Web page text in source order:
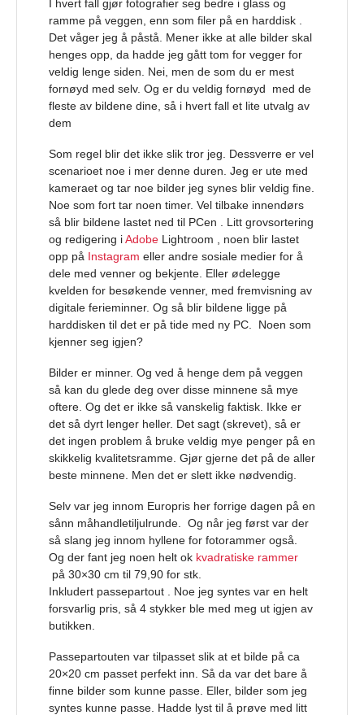
I hvert fall gjør fotografier seg bedre i glass og
ramme på veggen, enn som filer på en harddisk .
Det våger jeg å påstå. Mener ikke at alle bilder skal
henges opp, da hadde jeg gått tom for vegger for
veldig lenge siden. Nei, men de som du er mest
fornøyd med selv. Og er du veldig fornøyd med de
fleste av bildene dine, så i hvert fall et lite utvalg av
dem
Som regel blir det ikke slik tror jeg. Dessverre er vel
scenarioet noe i mer denne duren. Jeg er ute med
kameraet og tar noe bilder jeg synes blir veldig fine.
Noe som fort tar noen timer. Vel tilbake innendørs
så blir bildene lastet ned til PCen . Litt grovsortering
og redigering iAdobe Lightroom , noen blir lastet
opp på Instagram eller andre sosiale medier for å
dele med venner og bekjente. Eller ødelegge
kvelden for besøkende venner, med fremvisning av
digitale ferieminner. Og så blir bildene ligge på
harddisken til det er på tide med ny PC. Noen som
kjenner seg igjen?
Bilder er minner. Og ved å henge dem på veggen
så kan du glede deg over disse minnene så mye
oftere. Og det er ikke så vanskelig faktisk. Ikke er
det så dyrt lenger heller. Det sagt (skrevet), så er
det ingen problem å bruke veldig mye penger på en
skikkelig kvalitetsramme. Gjør gjerne det på de aller
beste minnene. Men det er slett ikke nødvendig.
Selv var jeg innom Europris her forrige dagen på en
sånn måhandletiljulrunde. Og når jeg først var der
så slang jeg innom hyllene for fotorammer også.
Og der fant jeg noen helt ok kvadratiske rammer
på 30×30 cm til 79,90 for stk.
Inkludert passepartout . Noe jeg syntes var en helt
forsvarlig pris, så 4 stykker ble med meg ut igjen av
butikken.
Passepartouten var tilpasset slik at et bilde på ca
20×20 cm passet perfekt inn. Så da var det bare å
finne bilder som kunne passe. Eller, bilder som jeg
syntes kunne passe. Hadde lyst til å prøve med litt